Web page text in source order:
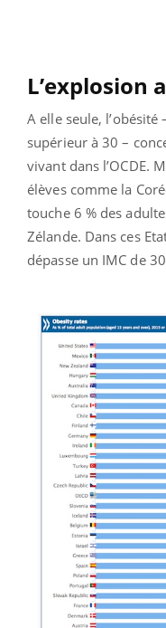
L’explosion
A elle seule,
supérieur à 30 –
vivant dans l’OCDE.
élèves comme la
touche 6 % des
Zélande. Dans ces
dépasse un IMC de